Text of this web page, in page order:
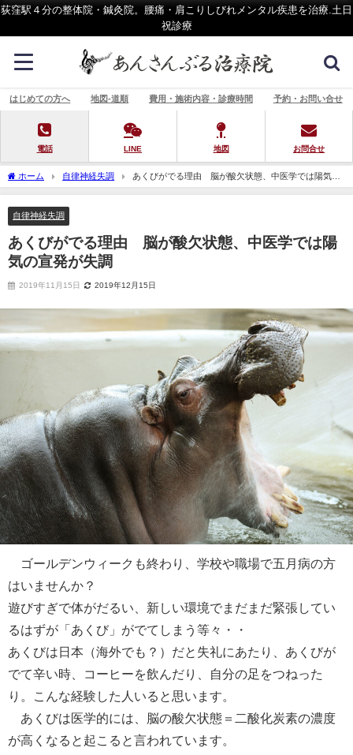
荻窪駅４分の整体院・鍼灸院。腰痛・肩こりしびれメンタル疾患を治療.土日
祝診療
はじめての方へ 地図-道順 費用・施術内容・診療時間 予約・お問い合せ
電話 LINE 地図 お問合せ
ホーム 自律神経失調
あくびがでる理由 脳が酸欠状態、中医学では陽気の
宣発が失調
自律神経失調
あくびがでる理由 脳が酸欠状態、中医学では陽
気の宣発が失調
2019年11月15日 2019年12月15日
ゴールデンウィークも終わり、学校や職場で五月病の方
はいませんか？
遊びすぎで体がだるい、新しい環境でまだまだ緊張してい
るはずが「あくび」がでてしまう等々・・
あくびは日本（海外でも？）だと失礼にあたり、あくびが
でて辛い時、コーヒーを飲んだり、自分の足をつねった
り。こんな経験した人いると思います。
あくびは医学的には、脳の酸欠状態＝二酸化炭素の濃度
が高くなると起こると言われています。